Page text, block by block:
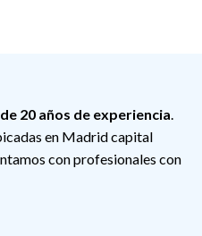
20 años de experiencia
en Madrid capital
con profesionales con